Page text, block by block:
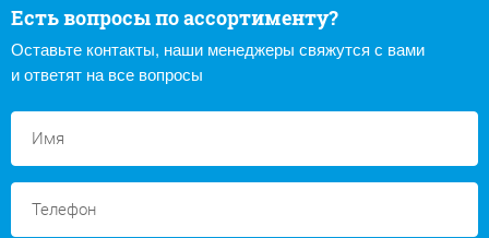
Есть вопросы по ассортименту?
Оставьте контакты, наши менеджеры свяжутся с вами
и ответят на все вопросы